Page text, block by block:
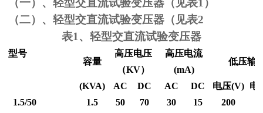
（一）、轻型交直流试验变压器（见表1）
（二）、轻型交直流试验变压器（见表2
表1、轻型交直流试验变压器
型号
容量
高压电压
（KV）
高压电流
(mA)
低压输
(KVA) AC DC AC DC 电压(V) 电
1.5/50
1.5 50 70 30 15 200